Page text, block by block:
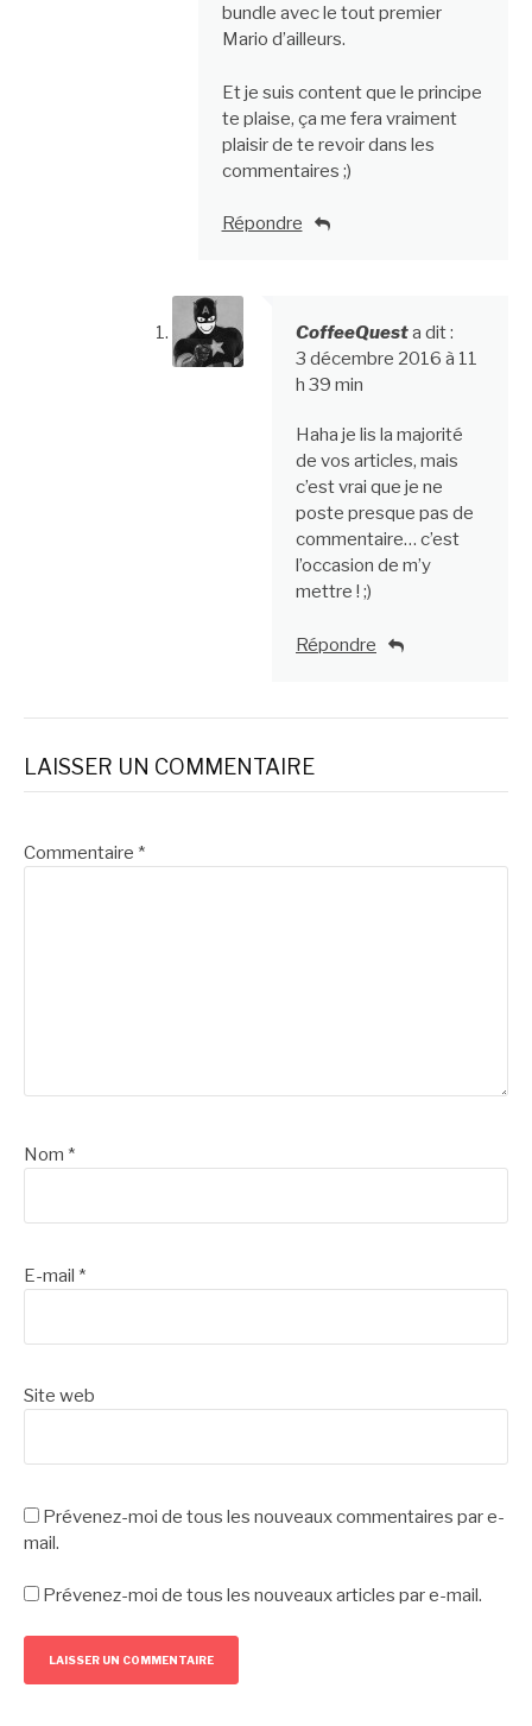
bundle avec le tout premier
Mario d’ailleurs.
Et je suis content que le principe
te plaise, ça me fera vraiment
plaisir de te revoir dans les
commentaires ;)
Répondre
CoffeeQuesta dit :
3 décembre 2016 à 11
h 39 min
Haha je lis la majorité
de vos articles, mais
c’est vrai que je ne
poste presque pas de
commentaire… c’est
l’occasion de m’y
mettre ! ;)
Répondre
LAISSER UN COMMENTAIRE
Commentaire *
Nom *
E-mail *
Site web
Prévenez-moi de tous les nouveaux commentaires par e-
mail.
Prévenez-moi de tous les nouveaux articles par e-mail.